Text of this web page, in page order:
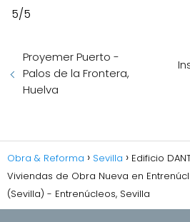
5/5
Proyemer Puerto -
Palos de la Frontera,
Huelva
Obra & Reforma Sevilla
Edificio
Viviendas de Obra Nueva en
(Sevilla) - Entrenúcleos, Sevilla